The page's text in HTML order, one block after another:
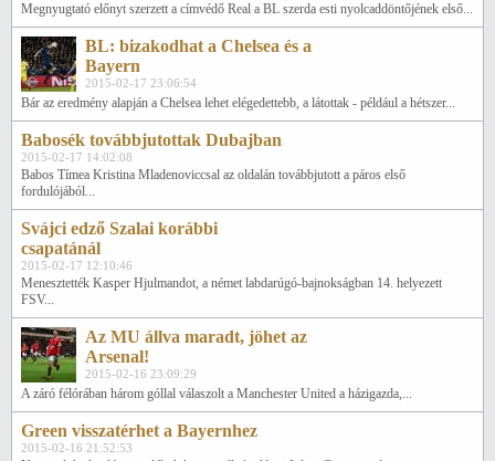
Megnyugtató előnyt szerzett a címvédő Real a BL szerda esti nyolcaddöntőjének első...
BL: bizakodhat a Chelsea és a
Bayern
2015-02-17 23:06:54
Bár az eredmény alapján a Chelsea lehet elégedettebb, a látottak - például a hétszer...
Babosék továbbjutottak Dubajban
2015-02-17 14:02:08
Babos Tímea Kristina Mladenoviccsal az oldalán továbbjutott a páros első
fordulójából...
Svájci edző Szalai korábbi
csapatánál
2015-02-17 12:10:46
Menesztették Kasper Hjulmandot, a német labdarúgó-bajnokságban 14. helyezett
FSV...
Az MU állva maradt, jöhet az
Arsenal!
2015-02-16 23:09:29
A záró félórában három góllal válaszolt a Manchester United a házigazda,...
Green visszatérhet a Bayernhez
2015-02-16 21:52:53